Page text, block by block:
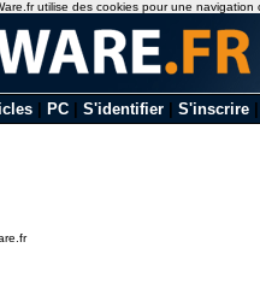
PC S'identifier S'inscrire
utilise des cookies pour une